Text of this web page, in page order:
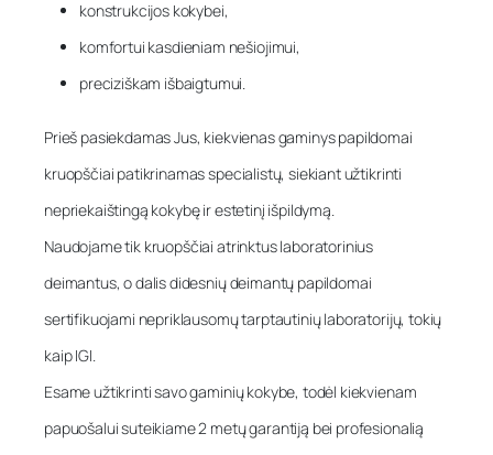
konstrukcijos kokybei,
komfortui kasdieniam nešiojimui,
preciziškam išbaigtumui.
Prieš pasiekdamas Jus, kiekvienas gaminys papildomai
kruopščiai patikrinamas specialistų, siekiant užtikrinti
nepriekaištingą kokybę ir estetinį išpildymą.
Naudojame tik kruopščiai atrinktus laboratorinius
deimantus, o dalis didesnių deimantų papildomai
sertifikuojami nepriklausomų tarptautinių laboratorijų, tokių
kaip IGI.
Esame užtikrinti savo gaminių kokybe, todėl kiekvienam
papuošalui suteikiame 2 metų garantiją bei profesionalią